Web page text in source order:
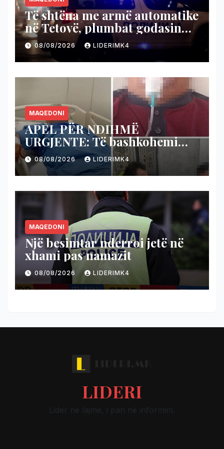
Të shtëna me armë automatike
në Tetovë, plumbat godasin
shtëpinë dhe veturën e një 48-
vjeçari
08/08/2026 LIDERIMK4
MAQEDONI
APEL PËR NDIHMË
URGJENTE: Të bashkohemi
për shpëtimin e veteranit
kumanovar të dy luftërave
08/08/2026 LIDERIMK4
MAQEDONI
Një besimtar nderroi jetë në
xhami pas namazit
08/08/2026 LIDERIMK4
LIDERI
Lider në lajme, i pari në informim.